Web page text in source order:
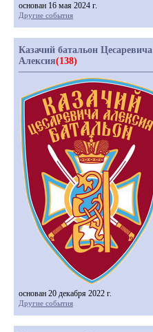
основан 16 мая 2024 г.
Другие события
Казачий батальон Цесаревича
Алексия(138)
основан 20 декабря 2022 г.
Другие события